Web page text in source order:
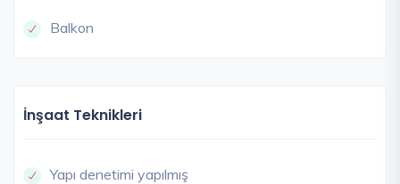
Balkon
İnşaat Teknikleri
Yapı denetimi yapılmış